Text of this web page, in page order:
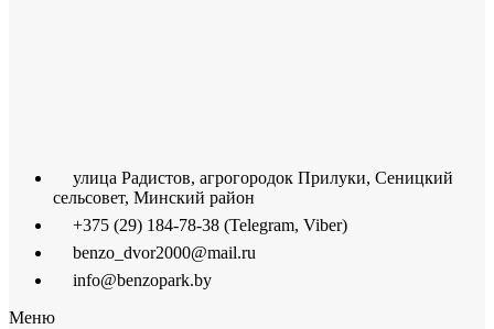
улица Радистов, агрогородок Прилуки, Сеницкий
сельсовет, Минский район
+375 (29) 184-78-38 (Telegram, Viber)
benzo_dvor2000@mail.ru
info@benzopark.by
Меню